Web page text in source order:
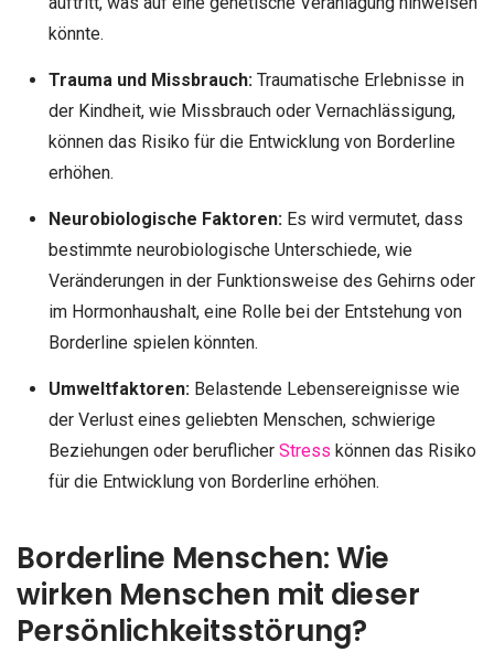
könnte.
Trauma und Missbrauch: Traumatische Erlebnisse in
der Kindheit, wie Missbrauch oder Vernachlässigung,
können das Risiko für die Entwicklung von Borderline
erhöhen.
Neurobiologische Faktoren:Es wird vermutet, dass
bestimmte neurobiologische Unterschiede, wie
Veränderungen in der Funktionsweise des Gehirns oder
im Hormonhaushalt, eine Rolle bei der Entstehung von
Borderline spielen könnten.
Umweltfaktoren: Belastende Lebensereignisse wie
der Verlust eines geliebten Menschen, schwierige
Beziehungen oder beruflicher Stress können das Risiko
für die Entwicklung von Borderline erhöhen.
Borderline Menschen: Wie
wirken Menschen mit dieser
Persönlichkeitsstörung?